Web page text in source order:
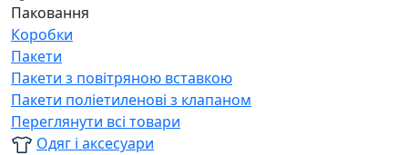
Паковання
Коробки
Пакети
Пакети з повітряною вставкою
Пакети поліетиленові з клапаном
Переглянути всі товари
Одяг і аксесуари